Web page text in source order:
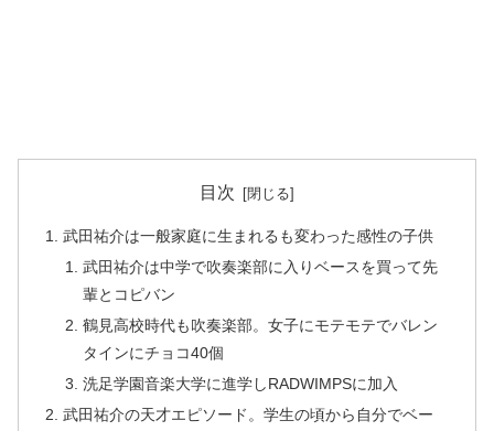
目次
武田祐介は一般家庭に生まれるも変わった感性の子供
武田祐介は中学で吹奏楽部に入りベースを買って先
輩とコピバン
鶴見高校時代も吹奏楽部。女子にモテモテでバレン
タインにチョコ40個
洗足学園音楽大学に進学しRADWIMPSに加入
武田祐介の天才エピソード。学生の頃から自分でベー